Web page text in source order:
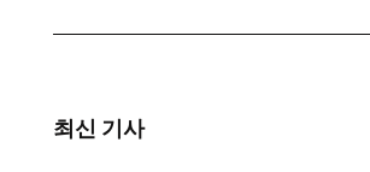
최신 기사